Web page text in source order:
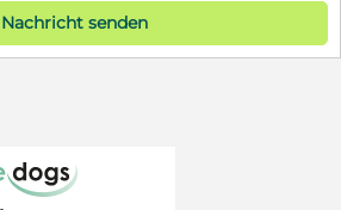
Nachricht senden